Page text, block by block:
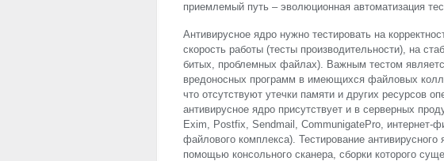
приемлемый путь – эволюционная автоматизация
Антивирусное ядро нужно тестировать на
скорость работы (тесты производительности), на
битых, проблемных файлах). Важным тестом
вредоносных программ в имеющихся файловых
что отсутствуют утечки памяти и других ресурсов
антивирусное ядро присутствует и в серверных
Exim, Postfix, Sendmail, CommunigatePro, интернет-
файлового комплекса). Тестирование
помощью консольного сканера, сборки которого